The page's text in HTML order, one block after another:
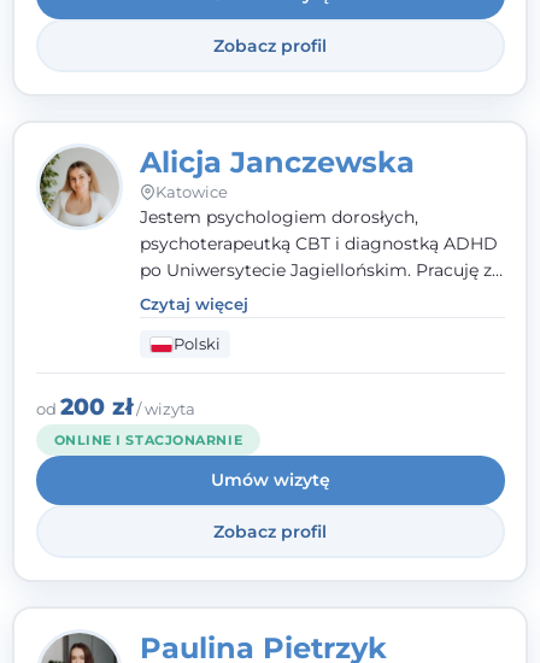
Zobacz profil
Alicja Janczewska
Katowice
Jestem psychologiem dorosłych,
psychoterapeutką CBT i diagnostką ADHD
po Uniwersytecie Jagiellońskim. Pracuję z
dorosłymi, młodzieżą i dziećmi, opierając
pomoc na zrozumieniu indywidualnych
potrzeb i więzi zbudowanej na zaufaniu.
Terapia to dla mnie bezpieczne miejsce, w
którym poczujesz się wysłuchany i
zrozumiany.
Czytaj więcej
Polski
od 200 zł/ wizyta
ONLINE I STACJONARNIE
Umów wizytę
Zobacz profil
Paulina Pietrzyk